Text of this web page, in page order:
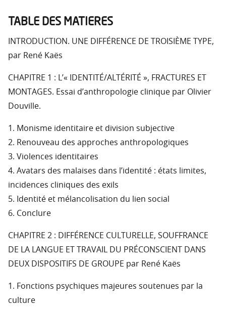
TABLE DES MATIERES
INTRODUCTION. UNE DIFFÉRENCE DE TROISIÈME TYPE,
par René Kaës
CHAPITRE 1 : L’« IDENTITÉ/ALTÉRITÉ », FRACTURES ET
MONTAGES. Essai d’anthropologie clinique par Olivier
Douville.
1. Monisme identitaire et division subjective
2. Renouveau des approches anthropologiques
3. Violences identitaires
4. Avatars des malaises dans l’identité : états limites,
incidences cliniques des exils
5. Identité et mélancolisation du lien social
6. Conclure
CHAPITRE 2 : DIFFÉRENCE CULTURELLE, SOUFFRANCE
DE LA LANGUE ET TRAVAIL DU PRÉCONSCIENT DANS
DEUX DISPOSITIFS DE GROUPE par René Kaës
1. Fonctions psychiques majeures soutenues par la
culture